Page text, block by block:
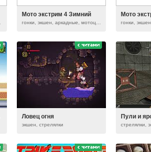
Мото экстрим 4 Зимний Мото
Ловец огня
экшен, стрелялки
Пули и
стрелялки,